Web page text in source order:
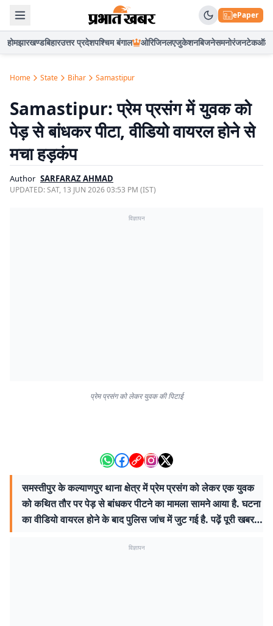
ePaper
होमझारखण्डबिहारउत्तर प्रदेशपश्चिम बंगाल ओरिजिनलएजुकेशनबिजनेसमनोरंजनटेकऑटो
Home State Bihar Samastipur
Samastipur: प्रेम प्रसंग में युवक को
पेड़ से बांधकर पीटा, वीडियो वायरल होने से
मचा हड़कंप
Author SARFARAZ AHMAD
UPDATED:SAT, 13 JUN 2026 03:53 PM (IST)
विज्ञापन
प्रेम प्रसंग को लेकर युवक की पिटाई
समस्तीपुर के कल्याणपुर थाना क्षेत्र में प्रेम प्रसंग को लेकर एक युवक
को कथित तौर पर पेड़ से बांधकर पीटने का मामला सामने आया है. घटना
का वीडियो वायरल होने के बाद पुलिस जांच में जुट गई है. पढ़ें पूरी खबर…
विज्ञापन